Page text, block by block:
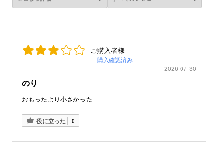
ご購入者様
購入確認済み
2026-07-30
のり
おもったより小さかった
役に立った 0